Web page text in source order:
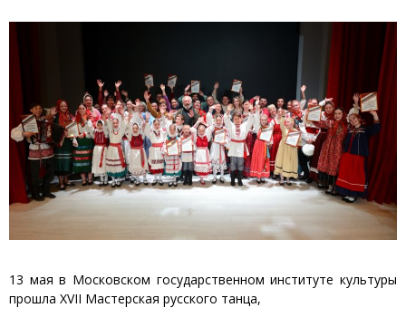
13 мая в Московском государственном институте культуры
прошла XVII Мастерская русского танца,